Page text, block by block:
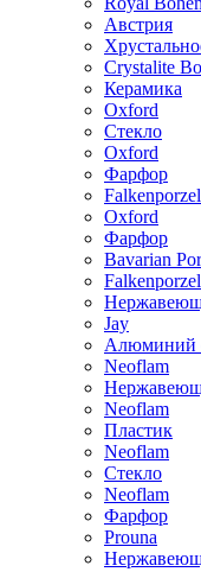
Австрия
Crystalite
Керамика
Oxford
Стекло
Oxford
Фарфор
Oxford
Фарфор
Bavarian
Jay
Алюминий
Neoflam
Neoflam
Пластик
Neoflam
Стекло
Neoflam
Фарфор
Prouna